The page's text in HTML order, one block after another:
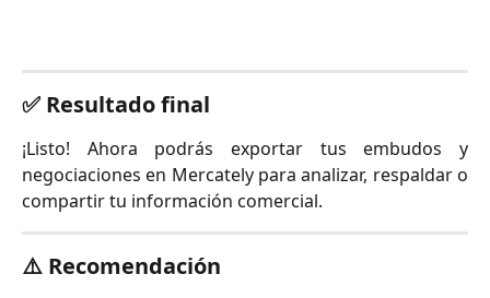
✅ Resultado final
¡Listo! Ahora podrás exportar tus embudos y
negociaciones en Mercately para analizar, respaldar o
compartir tu información comercial.
⚠️ Recomendación